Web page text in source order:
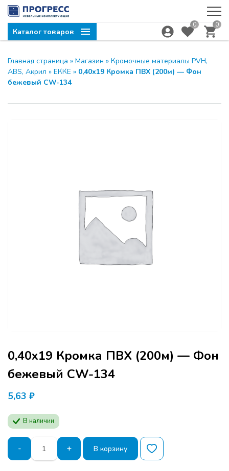
Каталог товаров
0 0
Главная страница » Магазин » Кромочные материалы PVH,
ABS, Акрил » ЕККЕ » 0,40х19 Кромка ПВХ (200м) — Фон
бежевый CW-134
0,40х19 Кромка ПВХ (200м) — Фон
бежевый CW-134
5,63 ₽
В наличии
-
Количество
товара
0,40х19
+ В корзину